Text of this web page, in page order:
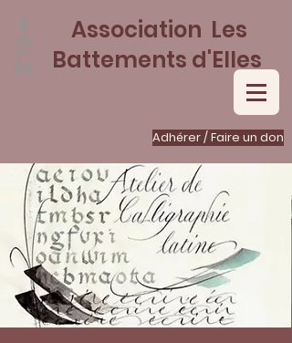
Adhérer / Faire un don
Association Les
Battements d'Elles